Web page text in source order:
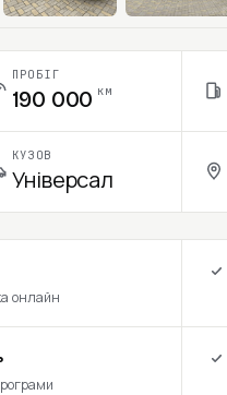
ПРОБІГ
190 000 км
КУЗОВ
Універсал
онлайн